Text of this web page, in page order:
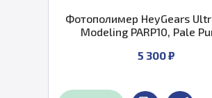
Фотополимер HeyGears
Modeling PARP10, Pale
5 300 ₽